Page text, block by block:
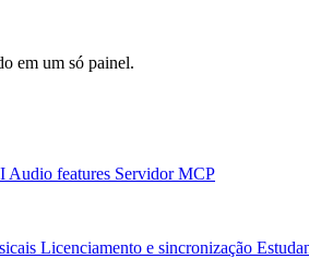
em um só painel.
Audio features Servidor MCP
Licenciamento e sincronização